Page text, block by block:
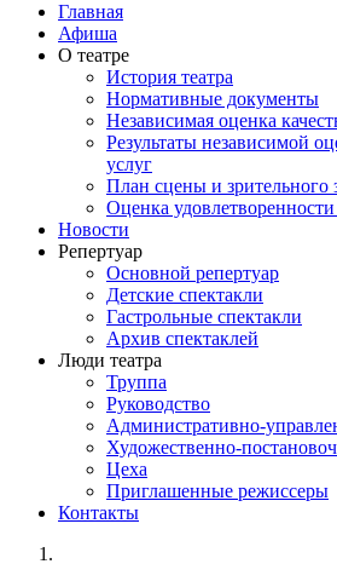
Главная
Афиша
О театре
История театра
Нормативные документы
Независимая оценка
Результаты независимой
услуг
План сцены и зрительного
Оценка
Новости
Репертуар
Основной репертуар
Детские спектакли
Гастрольные спектакли
Архив спектаклей
Люди театра
Труппа
Руководство
Административно-
Художественно-
Цеха
Приглашенные режиссеры
Контакты